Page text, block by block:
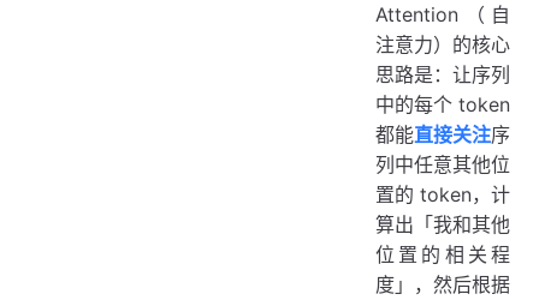
Attention（自
注意力）的核心
思路是：让序列
中的每个 token
都能直接关注序
列中任意其他位
置的 token，计
算出「我和其他
位置的相关程
度」，然后根据